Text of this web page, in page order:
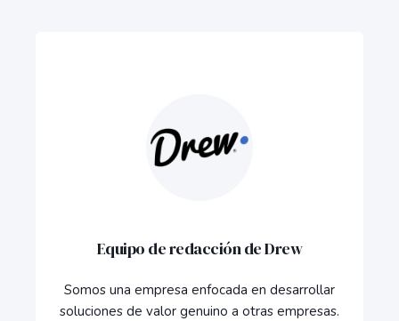
Equipo de redacción de Drew
Somos una empresa enfocada en desarrollar
soluciones de valor genuino a otras empresas.